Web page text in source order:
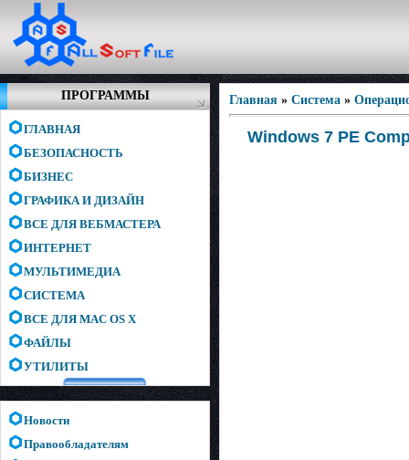
ПРОГРАММЫ
ГЛАВНАЯ
БЕЗОПАСНОСТЬ
БИЗНЕС
ГРАФИКА И ДИЗАЙН
ВСЕ ДЛЯ ВЕБМАСТЕРА
ИНТЕРНЕТ
МУЛЬТИМЕДИА
СИСТЕМА
ВСЕ ДЛЯ MAC OS X
ФАЙЛЫ
УТИЛИТЫ
Новости
Правообладателям
Главная » Система »
Windows 7 PE